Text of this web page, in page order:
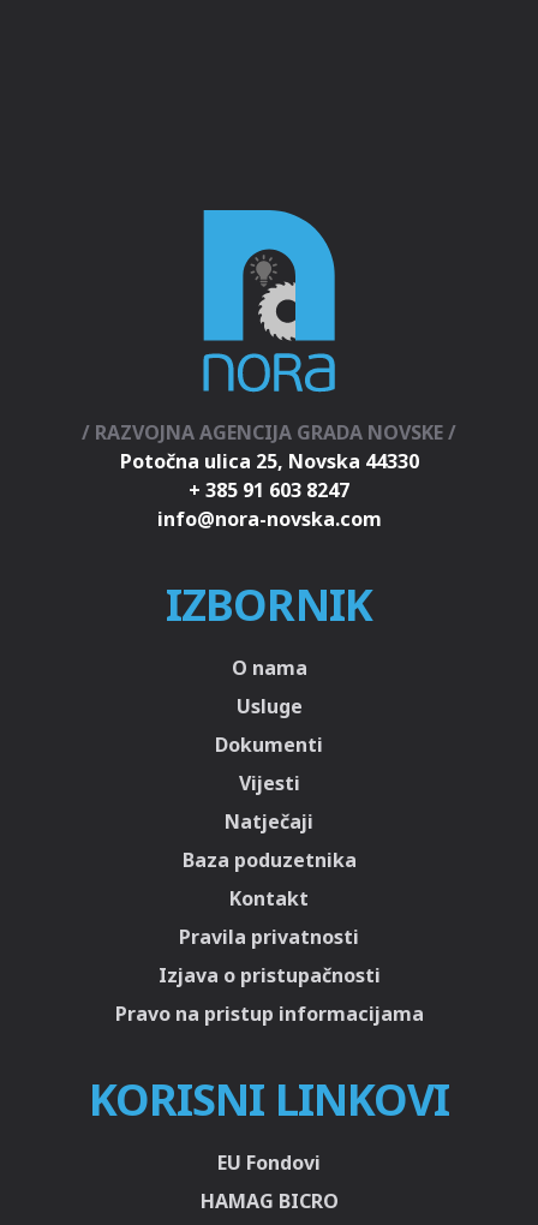
/ RAZVOJNA AGENCIJA GRADA NOVSKE /
Potočna ulica 25, Novska 44330
+ 385 91 603 8247
IZBORNIK
O nama
Usluge
Dokumenti
Vijesti
Natječaji
Baza poduzetnika
Kontakt
Pravila privatnosti
Izjava o pristupačnosti
Pravo na pristup informacijama
KORISNI LINKOVI
EU Fondovi
HAMAG BICRO